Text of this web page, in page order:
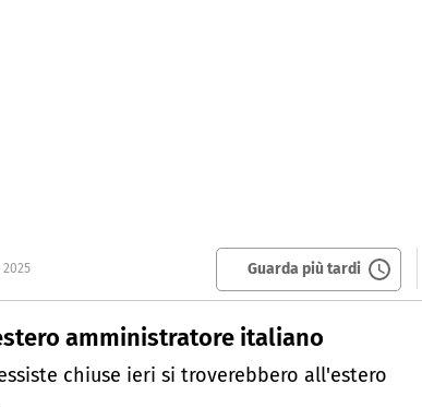
2025 Guarda più tardi
amministratore italiano
chiuse ieri si troverebbero all'estero